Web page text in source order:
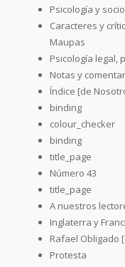
Psicología y
Caracteres y
Maupas
Psicología legal,
Notas y
Índice [de
binding
colour_checker
binding
title_page
Número 43
title_page
A nuestros
Inglaterra y
Rafael Obligado
Protesta